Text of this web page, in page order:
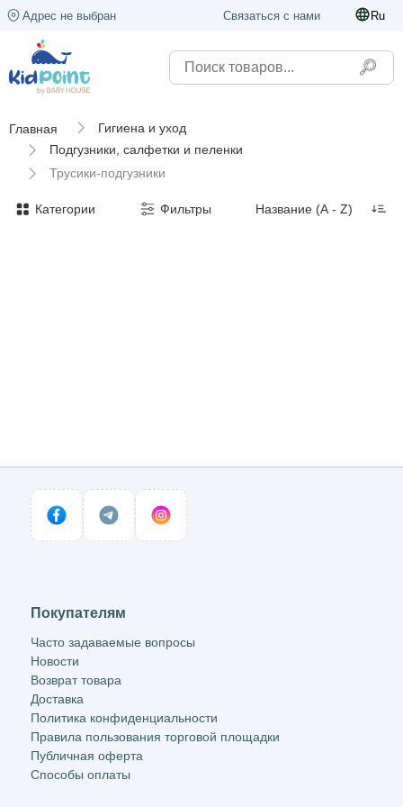
Адрес не выбран Связаться с нами Ru
Главная
Гигиена и уход
Подгузники, салфетки и пеленки
Трусики-подгузники
Категории Фильтры
Покупателям
Часто задаваемые вопросы
Новости
Возврат товара
Доставка
Политика конфиденциальности
Правила пользования торговой площадки
Публичная оферта
Способы оплаты